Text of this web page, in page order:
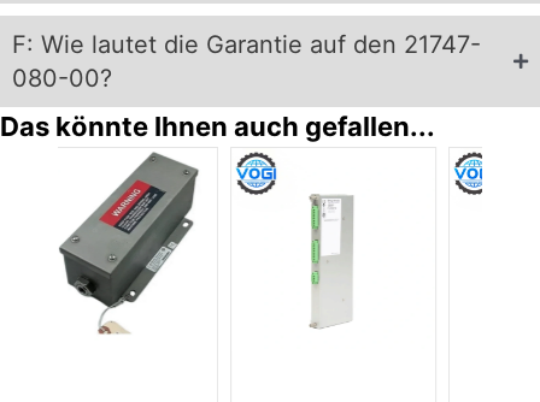
F: Wie lautet die Garantie auf den 21747-
080-00?
Das könnte Ihnen auch gefallen...